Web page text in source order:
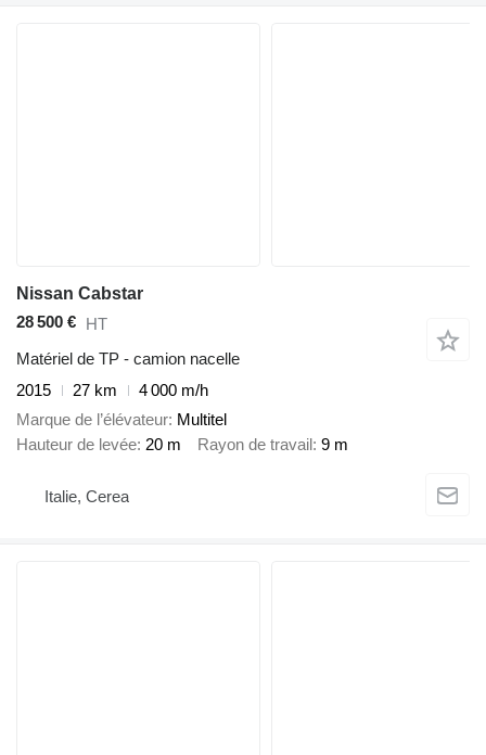
Nissan Cabstar
28 500 € HT
Matériel de TP - camion nacelle
2015
27 km
4 000 m/h
Marque de l’élévateur Multitel
Hauteur de levée 20 m Rayon de travail 9 m
Italie, Cerea